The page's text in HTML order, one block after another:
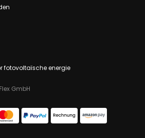
fotovoltaïsche energie
GmbH